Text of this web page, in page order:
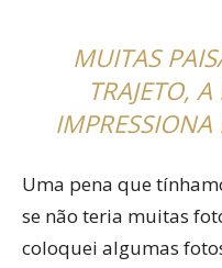
MUITAS
TRAJETO,
IMPRESSIONA
Uma pena que
se não teria muitas
coloquei algumas